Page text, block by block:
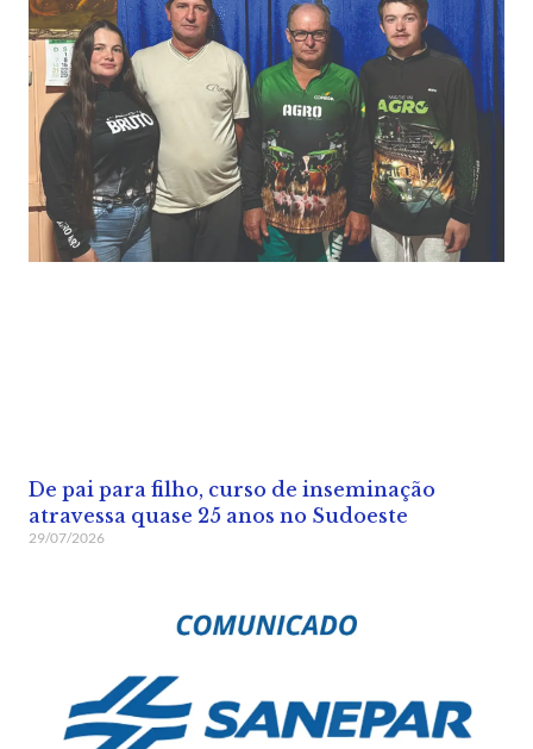
De pai para filho, curso de inseminação
atravessa quase 25 anos no Sudoeste
29/07/2026